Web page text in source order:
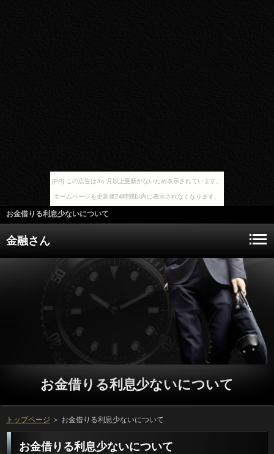
[PR] この広告は3ヶ月以上更新がないため表示されています。
ホームページを更新後24時間以内に表示されなくなります。
お金借りる利息少ないについて
金融さん
お金借りる利息少ないについて
トップページ ＞ お金借りる利息少ないについて
お金借りる利息少ないについて